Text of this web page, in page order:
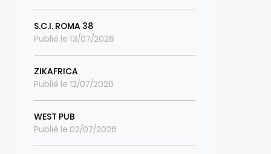
S.C.I. ROMA 38
Publié le 13/07/2026
ZIKAFRICA
Publié le 12/07/2026
WEST PUB
Publié le 02/07/2026